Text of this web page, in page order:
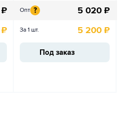
₽
₽
Опт ? 5 020 ₽
За 1 шт. 5 200 ₽
Под заказ